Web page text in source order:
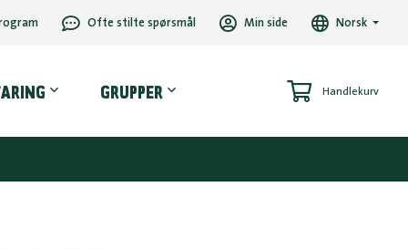
Ofte stilte spørsmål Min side Norsk
GRUPPER Handlekurv